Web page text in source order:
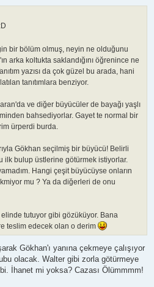
bir bölüm olmuş, neyin ne olduğunu
arka koltukta saklandığını öğrenince ne
yazısı da çok güzel bu arada, hani
tanıtımlara benziyor.
ve diğer büyücüler de bayağı yaşlı
bahsediyorlar. Gayet te normal bir
ürperdi burda.
Gökhan seçilmiş bir büyücü! Belirli
ilk bulup üstlerine götürmek istiyorlar.
Hangi çeşit büyücüyse onların
mu ? Ya da diğerleri de onu
tutuyor gibi gözüküyor. Bana
teslim edecek olan o derim
Gökhan'ı yanına çekmeye çalışıyor
olacak. Walter gibi zorla götürmeye
İhanet mi yoksa? Cazası Ölümmmm!